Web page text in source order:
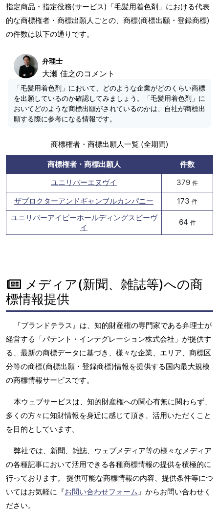
指定商品・指定役務(サービス)「毛髪用着色剤」における代表
的な商標権者・商標出願人ごとの、商標(商標出願・登録商標)
の件数は以下の通りです。
弁理士
大瀬 佳之のコメント
「毛髪用着色剤」において、どのような企業がどのくらい商標
を出願しているのか確認してみましょう。「毛髪用着色剤」に
おいてどのような商標出願がされているのかは、自社が商標出
願する際に参考になる情報です。
商標権者・商標出願人一覧 (全期間)
商標権者・商標出願人
件数
ユニリバーエヌヴイ
379 件
ザプロクターアンドギャンブルカンパニー 173 件
ユニリバーアイピーホールディングスビーヴ
イ
64 件
メディア(新聞、雑誌等)への商
標情報提供
『ブランドテラス』は、知的財産権の専門家である弁理士が
経営する「パテント・インテグレーション株式会社」が提供す
る、最新の商標データに基づき、様々な企業、エリア、商標区
分等の商標(商標出願・登録商標)情報を提供する国内最大規模
の商標情報サービスです。
本ウェブサービスは、知的財産権への関心有無に関わらず、
多くの方々に知財情報を身近に感じて頂き、活用いただくこと
を目的としています。
弊社では、新聞、雑誌、ウェブメディア等の様々なメディア
の各種記事において活用できる各種商標情報の提供を積極的に
行っております。 提供可能な商標情報の内容、提供条件等につ
いてはお気軽に『お問い合わせフォーム』からお問い合わせく
ださい。